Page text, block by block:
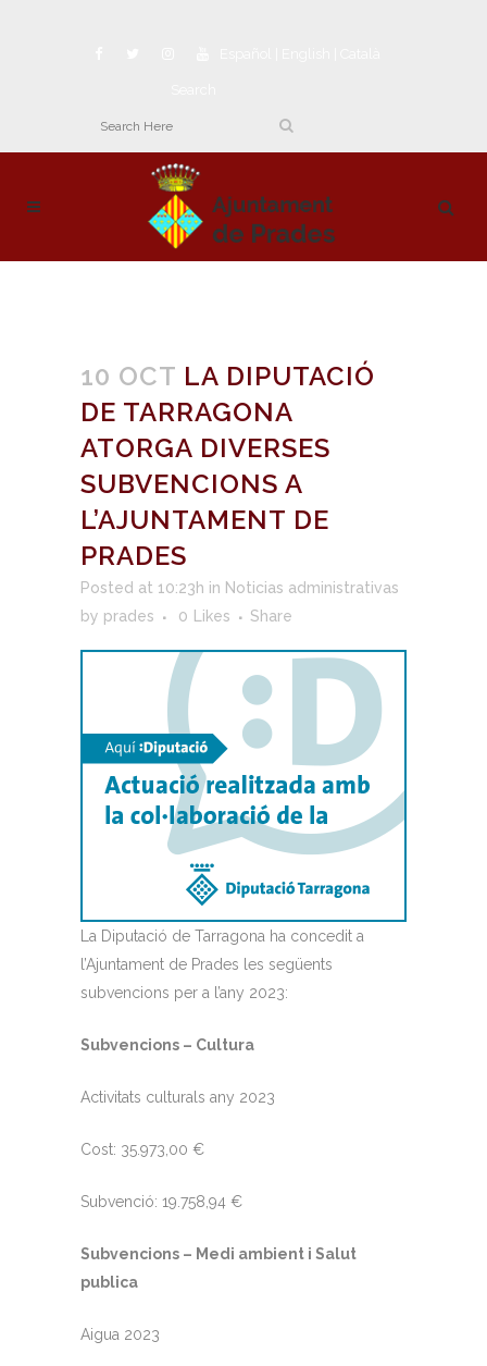
10 OCT LA DIPUTACIÓ
DE TARRAGONA
ATORGA DIVERSES
SUBVENCIONS A
L’AJUNTAMENT DE
PRADES
Posted at 10:23h in Noticias administrativas
by prades 0 Likes Share
La Diputació de Tarragona ha concedit a
l’Ajuntament de Prades les següents
subvencions per a l’any 2023:
Subvencions – Cultura
Activitats culturals any 2023
Cost: 35.973,00 €
Subvenció: 19.758,94 €
Subvencions – Medi ambient i Salut
publica
Aigua 2023